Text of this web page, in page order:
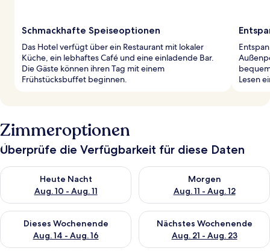
Schmackhafte Speiseoptionen
Das Hotel verfügt über ein Restaurant mit lokaler
Küche, ein lebhaftes Café und eine einladende Bar.
Die Gäste können ihren Tag mit einem
Frühstücksbuffet beginnen.
Lesen
Zimmeroptionen
Überprüfe die Verfügbarkeit für diese Daten
Heute Nacht
Aug. 10 - Aug. 11
Überprüfe die Verfügbarkeit für heute Nacht, Aug. 10 - Aug.
Morgen
Aug. 11 - Aug. 12
Überprüfe die Verfügbarkeit
Dieses Wochenende
Aug. 14 - Aug. 16
Überprüfe die Verfügbarkeit für dieses Wochenende, Aug. 14
Nächstes Wochenende
Aug. 21 - Aug. 23
Überprüfe die Verfügbarkeit